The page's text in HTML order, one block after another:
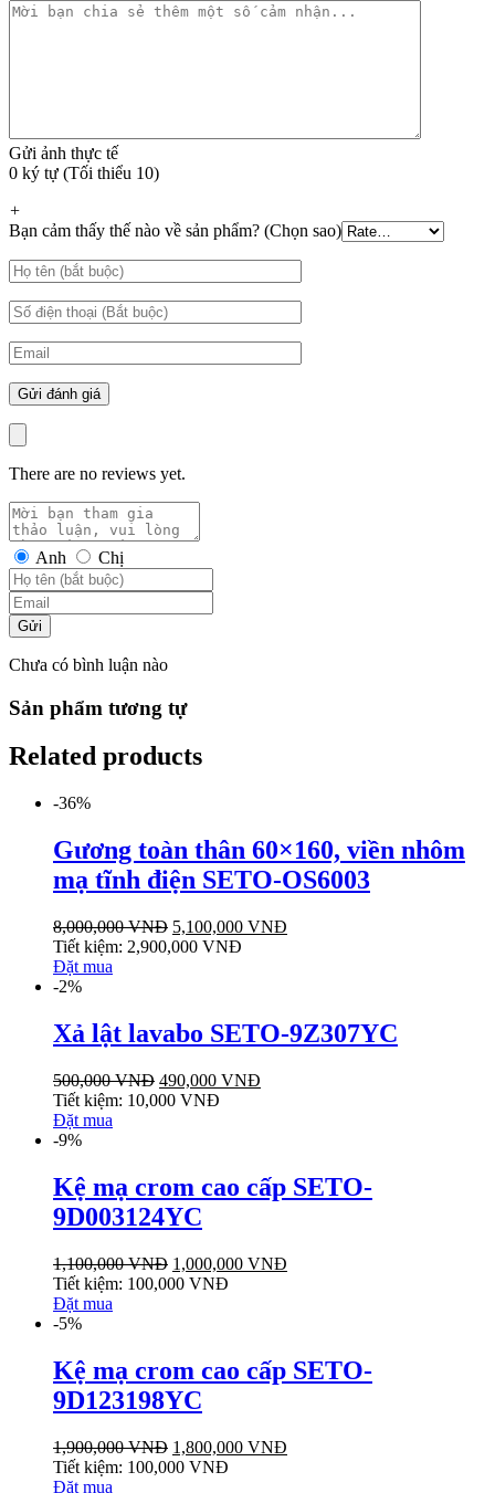
Gửi ảnh thực tế
0 ký tự (Tối thiểu 10)
+
Bạn cảm thấy thế nào về sản phẩm? (Chọn sao)
There are no reviews yet.
Anh Chị
Gửi
Chưa có bình luận nào
Sản phẩm tương tự
Related products
-36%
Gương toàn thân 60×160, viền nhôm
mạ tĩnh điện SETO-OS6003
8,000,000VNĐ 5,100,000 VNĐ
Tiết kiệm: 2,900,000 VNĐ
Đặt mua
-2%
Xả lật lavabo SETO-9Z307YC
500,000VNĐ 490,000 VNĐ
Tiết kiệm: 10,000 VNĐ
Đặt mua
-9%
Kệ mạ crom cao cấp SETO-
9D003124YC
1,100,000VNĐ 1,000,000 VNĐ
Tiết kiệm: 100,000 VNĐ
Đặt mua
-5%
Kệ mạ crom cao cấp SETO-
9D123198YC
1,900,000VNĐ 1,800,000 VNĐ
Tiết kiệm: 100,000 VNĐ
Đặt mua